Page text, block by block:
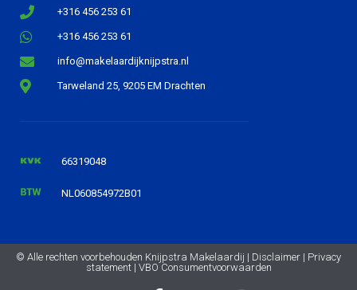
+316 456 253 61
+316 456 253 61
info@makelaardijknijpstra.nl
Tarweland 25, 9205 EM Drachten
66319048
NL060854972B01
© Alle rechten voorbehouden Knijpstra Makelaardij | Disclaimer | Privacy
statement| VBO Consumentvoorwaarden